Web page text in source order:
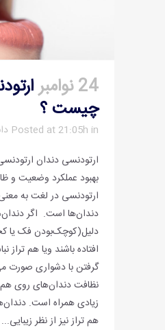
24 نوامبر
چیست ؟
Posted at 21:05h in
ارتودنسی دندان
بهبود عملکرد وضعیت و
ارتودنسی در لغت به
دندان‌ها است. اگر
دلیل(کوچک‌بودن فک یا
افتاده باشند و‌یا هم تراز
گرفتن با دشواری صورت
نظافت دندان‌های روی هم
زیادی همراه است.
هم تراز نیز از نظر زیبایی...